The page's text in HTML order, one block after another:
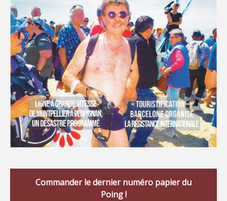
Commander le dernier numéro papier du
Poing !